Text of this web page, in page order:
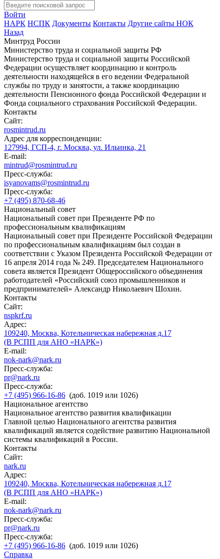
Войти
НАРК НСПК Документы Контакты Другие сайты НОК
Назад
Минтруд России
Министерство труда и социальной защиты РФ
Министерство труда и социальной защиты Российской
Федерации осуществляет координацию и контроль
деятельности находящейся в его ведении Федеральной
службы по труду и занятости, а также координацию
деятельности Пенсионного фонда Российской Федерации и
Фонда социального страхования Российской Федерации.
Контакты
Сайт:
rosmintrud.ru
Адрес для корреспонденции:
127994, ГСП-4, г. Москва, ул. Ильинка, 21
E-mail:
mintrud@rosmintrud.ru
Пресс-служба:
isyanovams@rosmintrud.ru
Пресс-служба:
+7 (495) 870-68-46
Национальный совет
Национальный совет при Президенте РФ по
профессиональным квалификациям
Национальный совет при Президенте Российской Федерации
по профессиональным квалификациям был создан в
соответствии с Указом Президента Российской Федерации от
16 апреля 2014 года № 249. Председателем Национального
совета является Президент Общероссийского объединения
работодателей «Российский союз промышленников и
предпринимателей» Александр Николаевич Шохин.
Контакты
Сайт:
nspkrf.ru
Адрес:
109240, Москва, Котельническая набережная д.17
(В РСПП для АНО «НАРК»)
E-mail:
nok-nark@nark.ru
Пресс-служба:
pr@nark.ru
Пресс-служба:
+7 (495) 966-16-86 (доб. 1019 или 1026)
Национальное агентство
Национальное агентство развития квалификации
Главной целью Национального агентства развития
квалификаций является содействие развитию Национальной
системы квалификаций в России.
Контакты
Сайт:
nark.ru
Адрес:
109240, Москва, Котельническая набережная д.17
(В РСПП для АНО «НАРК»)
E-mail:
nok-nark@nark.ru
Пресс-служба:
pr@nark.ru
Пресс-служба:
+7 (495) 966-16-86 (доб. 1019 или 1026)
Справка